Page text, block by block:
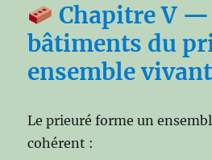
Chapitre V —
bâtiments du
ensemble vivant
Le prieuré forme un
cohérent :